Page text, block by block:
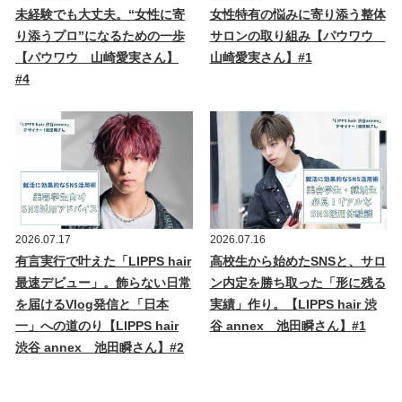
未経験でも大丈夫。“女性に寄
り添うプロ”になるための一歩
【パウワウ 山崎愛実さん】
#4
女性特有の悩みに寄り添う整体
サロンの取り組み【パウワウ
山崎愛実さん】#1
2026.07.17
有言実行で叶えた「LIPPS hair
最速デビュー」。飾らない日常
を届けるVlog発信と「日本
一」への道のり【LIPPS hair
渋谷 annex 池田瞬さん】#2
2026.07.16
高校生から始めたSNSと、サロ
ン内定を勝ち取った「形に残る
実績」作り。【LIPPS hair 渋
谷 annex 池田瞬さん】#1